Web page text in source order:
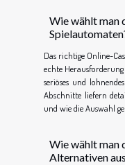
Wie wählt man
Das richtige Online-
echte
seriöses und
Abschnitte liefern
und wie die Auswahl
Wie wählt man
Alternativen